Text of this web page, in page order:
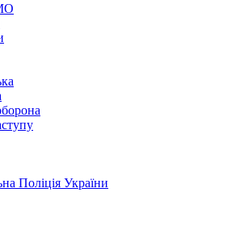
Поліція України